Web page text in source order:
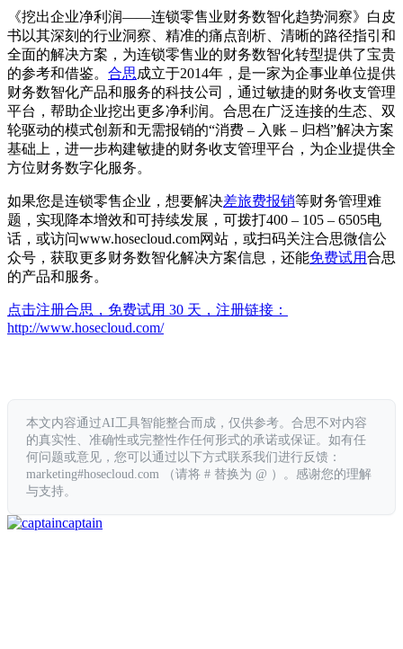
《挖出企业净利润——连锁零售业财务数智化趋势洞察》白皮
书以其深刻的行业洞察、精准的痛点剖析、清晰的路径指引和
全面的解决方案，为连锁零售业的财务数智化转型提供了宝贵
的参考和借鉴。 合思成立于2014年，是一家为企事业单位提供
财务数智化产品和服务的科技公司，通过敏捷的财务收支管理
平台，帮助企业挖出更多净利润。合思在广泛连接的生态、双
轮驱动的模式创新和无需报销的“消费 – 入账 – 归档”解决方案
基础上，进一步构建敏捷的财务收支管理平台，为企业提供全
方位财务数字化服务。
如果您是连锁零售企业，想要解决差旅费报销等财务管理难
题，实现降本增效和可持续发展，可拨打400 – 105 – 6505电
话，或访问www.hosecloud.com网站，或扫码关注合思微信公
众号，获取更多财务数智化解决方案信息，还能免费试用合思
的产品和服务。
点击注册合思，免费试用 30 天，注册链接：
http://www.hosecloud.com/
本文内容通过AI工具智能整合而成，仅供参考。合思不对内容
的真实性、准确性或完整性作任何形式的承诺或保证。如有任
何问题或意见，您可以通过以下方式联系我们进行反馈：
marketing#hosecloud.com （请将 # 替换为 @ ）。感谢您的理解
与支持。
captain